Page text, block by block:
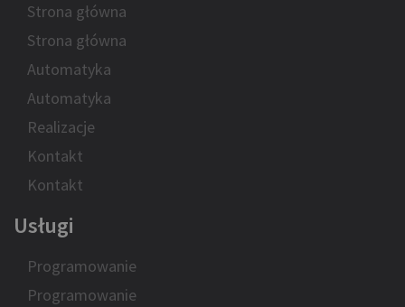
Strona główna
Strona główna
Automatyka
Automatyka
Realizacje
Kontakt
Kontakt
Usługi
Programowanie
Programowanie